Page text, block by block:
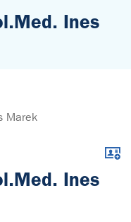
Ines
Marek
Ines